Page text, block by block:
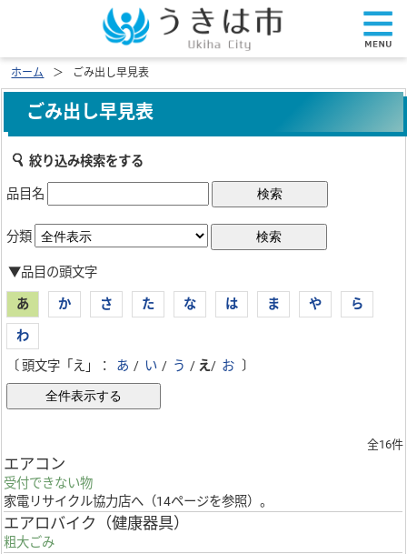
ホーム ごみ出し早見表
ごみ出し早見表
絞り込み検索をする
品目名
分類
▼品目の頭文字
あ か さ た な は ま や ら
わ
〔 頭文字「え」：
あ / い / う / え/ お 〕
全16件
エアコン
受付できない物
家電リサイクル協力店へ（14ページを参照）。
エアロバイク（健康器具）
粗大ごみ